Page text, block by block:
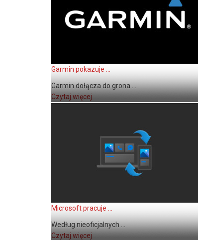
Garmin pokazuje ...
Garmin dołącza do grona ...
Czytaj więcej
Microsoft pracuje ...
Według nieoficjalnych ...
Czytaj więcej